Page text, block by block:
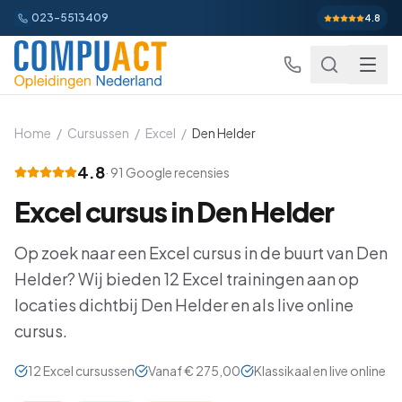
023-5513409 4.8
Excel
Excel Basis Beginner
Excel Gevorderd Gevorderd
Excel: Functies en Formules Gevorderd
Excel: Draaitabellen en Grafieken
Excel: Analyse en Rapportage Gevorderd
Word
Word Basis
Word Gevorderd Gevorderd
Outlook
Outlook Alles-in-een
PowerPoint Alles-in-een Beginner
Power BI
Home / Cursussen / Excel / Den Helder
4.8· 91 Google recensies
Excelcursus inDen Helder
Op zoek naar een Excel cursus in de buurt van Den
Helder? Wij bieden 12 Excel trainingen aan op
locaties dichtbij Den Helderen als live online
cursus.
12 Excel cursussen Vanaf€ 275,00 Klassikaal en live online